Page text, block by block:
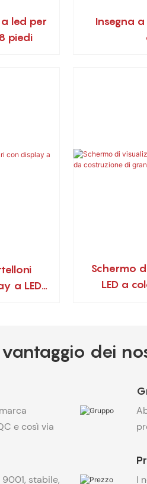
led per
piedi
Insegna
a LED
Schermo
LED a
dei
e così via
9001, stabile,
I